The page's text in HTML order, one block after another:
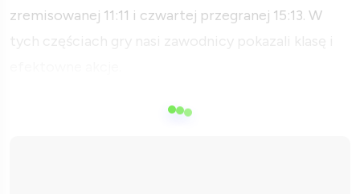
zremisowanej 11:11 i czwartej przegranej 15:13. W
tych częściach gry nasi zawodnicy pokazali klasę i